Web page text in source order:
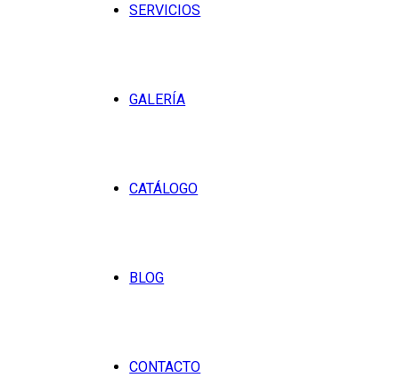
SERVICIOS
GALERÍA
CATÁLOGO
BLOG
CONTACTO